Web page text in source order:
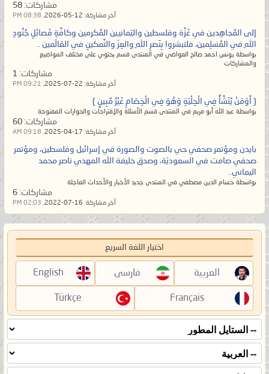
مشاركات:
آخر مشاركة: 08:38 PM
إلى المُجاهِدين في غَزَّة وفلسطين واليَمانيين المُكرمين وكافَّةِ فَصائلِ جُنُودِ
اللهِ في المُسلِمين، فلتبشروا بِنَصرِ اللهِ والعِزّ والتَّمكينِ في العَالَمين ..
بواسطة يونس احمد صالح العواضي في المنتدى قسم يحتوي على مختلف المواضيع
والمشاركات
مشاركات:
آخر مشاركة: 09:21 PM
{ أَوَمَنْ يُنَشَّأُ فِي الْحِلْيَةِ وَهُوَ فِي الْخِصَامِ غَيْرُ مُبِينٍ }
بواسطة عبد الله أبو مريم في المنتدى قسم الأسئلة والإقتراحات والحوارات المفتوحة
مشاركات:
آخر مشاركة: 09:18 AM
بايدن ومؤتمر صحفي حي بالصوت والصورة في إسرائيل وفلسطين، ومؤتمر
صحفي صامت في السعوديّة، وصدق خليفة الله المهدي ناصر محمد
اليماني..
بواسطة حسام الدين مصطفي في المنتدى جديد الأخبار والأحداث العاجلة
مشاركات:
آخر مشاركة: 02:03 PM
اختيار اللغة السريع
العربية فارسی English
Français
Türkçe